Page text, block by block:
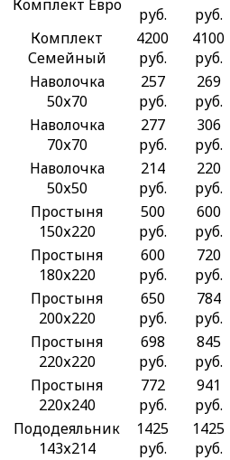
Комплект Евро
руб.
руб.
Комплект
Семейный
4200
руб.
4100
руб.
Наволочка
50х70
257
руб.
269
руб.
Наволочка
70х70
277
руб.
306
руб.
Наволочка
50х50
214
руб.
220
руб.
Простыня
150х220
500
руб.
600
руб.
Простыня
180х220
600
руб.
720
руб.
Простыня
200х220
650
руб.
784
руб.
Простыня
220х220
698
руб.
845
руб.
Простыня
220х240
772
руб.
941
руб.
Пододеяльник
143х214
1425
руб.
1425
руб.